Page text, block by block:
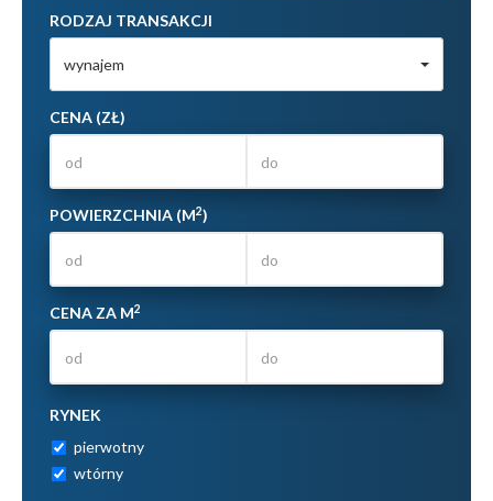
RODZAJ TRANSAKCJI
wynajem
CENA (ZŁ)
POWIERZCHNIA (M2)
CENA ZA M2
RYNEK
pierwotny
wtórny